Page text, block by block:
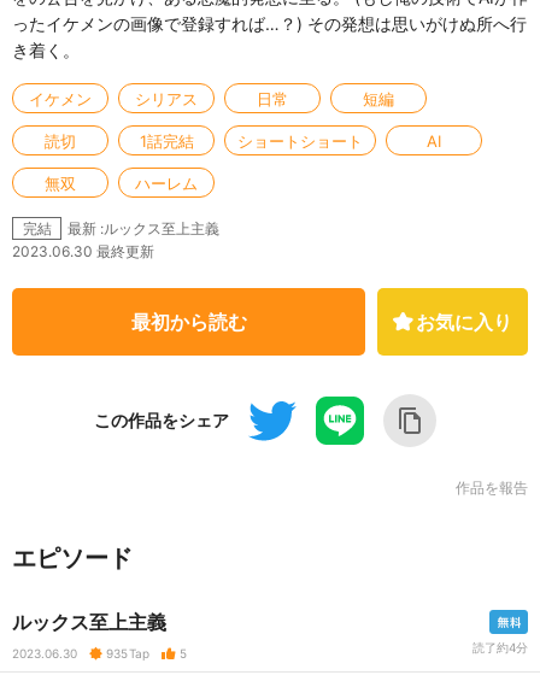
ったイケメンの画像で登録すれば…？) その発想は思いがけぬ所へ行
き着く。
イケメン シリアス 日常 短編
読切 1話完結 ショートショート AI
無双 ハーレム
完結
最新 :ルックス至上主義
2023.06.30 最終更新
最初から読む お気に入り
この作品をシェア
作品を報告
エピソード
ルックス至上主義
2023.06.30 935Tap 5 読了約4分